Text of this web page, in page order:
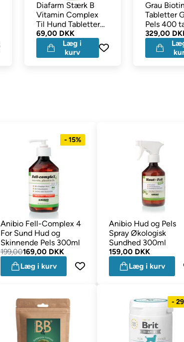
Diafarm Stærk B
Vitamin Complex
Til Hund Tabletter
130stk
69,00 DKK
Læg i
kurv
Grau
Tabletter
Pels 400
329,00
- 15%
Anibio Fell-Complex 4
For Sund Hud og
Skinnende Pels 300ml
199,00169,00 DKK
Læg i kurv
Anibio Hud og Pels
Spray Økologisk
Sundhed 300ml
159,00 DKK
Læg i kurv
-